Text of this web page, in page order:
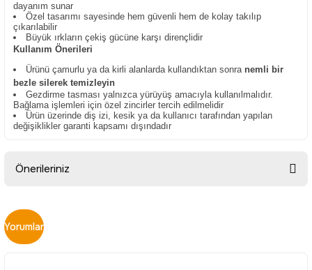
dayanım sunar
Özel tasarımı sayesinde hem güvenli hem de kolay takılıp
çıkarılabilir
Büyük ırkların çekiş gücüne karşı dirençlidir
Kullanım Önerileri
Ürünü çamurlu ya da kirli alanlarda kullandıktan sonra nemli bir
bezle silerek temizleyin
Gezdirme tasması yalnızca yürüyüş amacıyla kullanılmalıdır.
Bağlama işlemleri için özel zincirler tercih edilmelidir
Ürün üzerinde diş izi, kesik ya da kullanıcı tarafından yapılan
değişiklikler garanti kapsamı dışındadır
Önerileriniz
Bu ürünün fiyat bilgisi, resim, ürün açıklamalarında ve diğer
konularda yetersiz gördüğünüz noktaları öneri formunu
kullanarak tarafımıza iletebilirsiniz.
Yorumlar